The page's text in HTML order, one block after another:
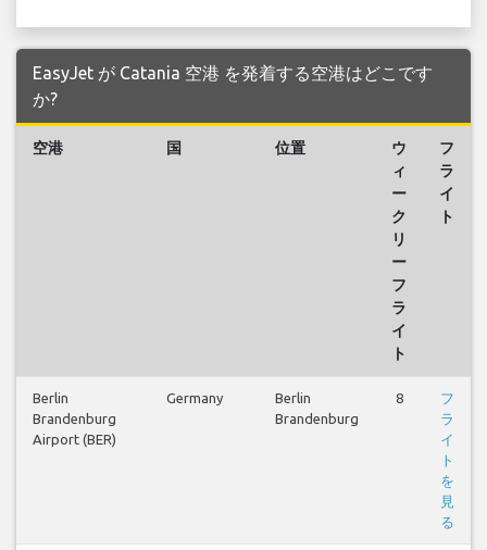
EasyJet が Catania 空港 を発着する空港はどこです
か?
空港 国 位置
ウ
ィ
ー
ク
リ
ー
フ
ラ
イ
ト
フ
ラ
イ
ト
Berlin
Brandenburg
Airport (BER)
Germany
Berlin
Brandenburg
8
フ
ラ
イ
ト
を
見
る